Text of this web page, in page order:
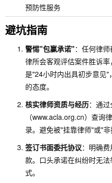
预防性服务
避坑指南
警惕"包赢承诺"：任何律
律所会客观评估案件胜诉
是"24小时内出具初步意见
的态度。
核实律师资质与经历：通
（www.acla.org.cn）查询
录。避免被"挂靠律师"或"非
签订书面委托协议：明确
款。口头承诺在纠纷时无
式。